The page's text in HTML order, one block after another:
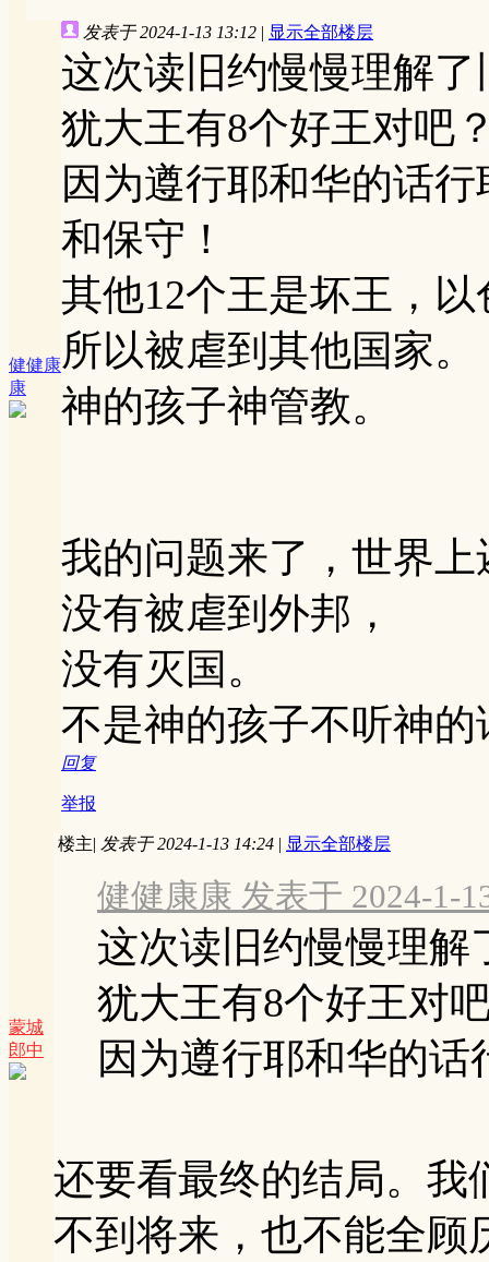
健健康
康
发表于 2024-1-13 13:12 | 显示全部楼层
这次读旧约慢慢理解
犹大王有8个好王对吧
因为遵行耶和华的话
和保守！
其他12个王是坏王，
所以被虐到其他国家。
神的孩子神管教。
我的问题来了，世界
没有被虐到外邦，
没有灭国。
不是神的孩子不听神
回复
举报
蒙城
郎中
楼主| 发表于 2024-1-13 14:24 | 显示全部楼层
健健康康 发表于 2024-1-
这次读旧约慢慢理解
犹大王有8个好王对
因为遵行耶和华的
还要看最终的结局。我
不到将来，也不能全顾